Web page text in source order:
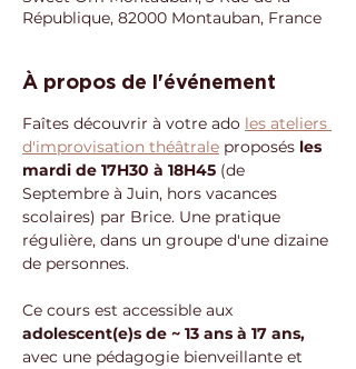
République, 82000 Montauban, France
À propos de l'événement
Faîtes découvrir à votre ado les ateliers
d'improvisation théâtrale proposés les
mardi de 17H30 à 18H45 (de
Septembre à Juin, hors vacances
scolaires) par Brice. Une pratique
régulière, dans un groupe d'une dizaine
de personnes.
Ce cours est accessible aux
adolescent(e)s de ~ 13 ans à 17 ans,
avec une pédagogie bienveillante et